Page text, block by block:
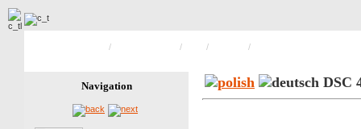
/ / / /
Navigation DSC